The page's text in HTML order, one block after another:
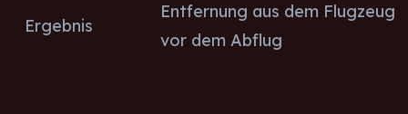
Ergebnis
Entfernung aus dem Flugzeug
vor dem Abflug